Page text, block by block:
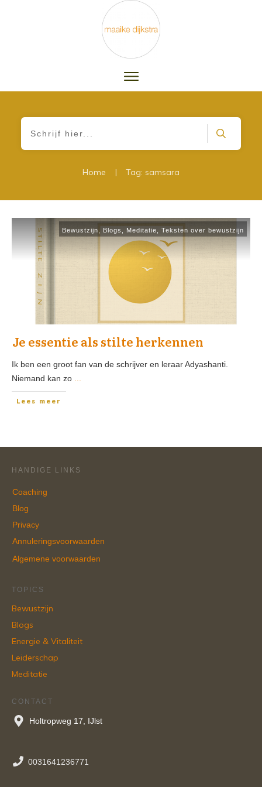
Home | Tag: samsara
Bewustzijn Blogs Meditatie Teksten over bewustzijn
Je essentie als stilte herkennen
Ik ben een groot fan van de schrijver en leraar Adyashanti.
Niemand kan zo
Lees meer
HANDIGE LINKS
Coaching
Blog
Privacy
Annuleringsvoorwaarden
Algemene voorwaarden
TOPICS
Bewustzijn
Blogs
Energie & Vitaliteit
Leiderschap
Meditatie
CONTACT
Holtropweg 17, IJlst
0031641236771